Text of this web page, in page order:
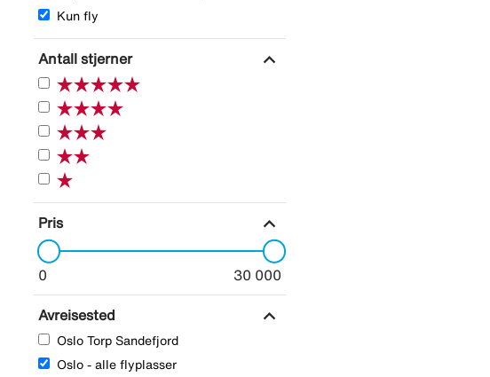
Kun fly
Antall stjerner expand_more
Pris expand_more
0 30 000
Avreisested expand_more
Oslo Torp Sandefjord
Oslo - alle flyplasser